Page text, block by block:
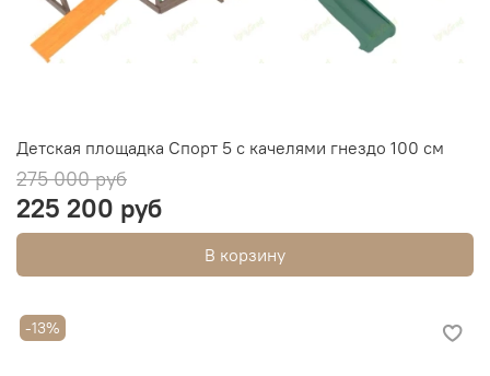
Детская площадка Спорт 5 с качелями гнездо 100 см
275 000 руб
225 200 руб
В корзину
-13%